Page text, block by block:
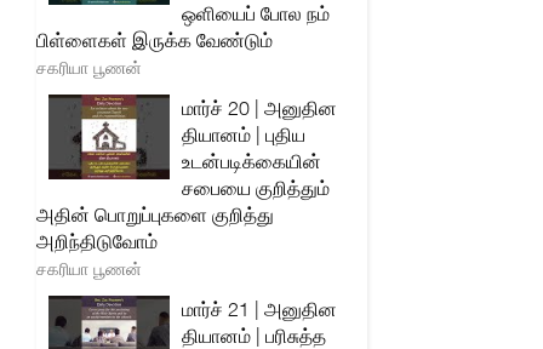
ஒளியைப் போல நம்
பிள்ளைகள் இருக்க வேண்டும்
சகரியா பூணன்
மார்ச் 20 | அனுதின
தியானம் | புதிய
உடன்படிக்கையின்
சபையை குறித்தும்
அதின் பொறுப்புகளை குறித்து
அறிந்திடுவோம்
சகரியா பூணன்
மார்ச் 21 | அனுதின
தியானம் | பரிசுத்த